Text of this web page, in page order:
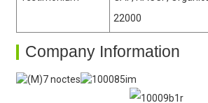
22000
Company Information